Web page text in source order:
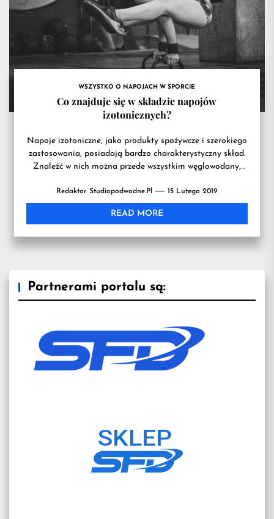
na
treningu
WSZYSTKO O NAPOJACH W SPORCIE
Co znajduje się w składzie napojów
izotonicznych?
Napoje izotoniczne, jako produkty spożywcze i szerokiego
zastosowania, posiadają bardzo charakterystyczny skład.
Znaleźć w nich można przede wszystkim węglowodany,
Redaktor Studiopodwodne.pl 15 Lutego 2019
READ MORE
Partnerami portalu są: